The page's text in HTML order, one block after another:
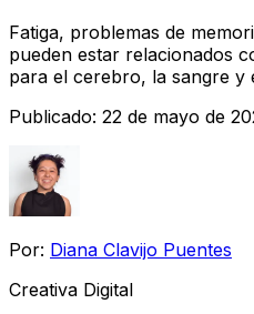
Fatiga, problemas de
pueden estar relacionados
para el cerebro, la sangre y
Publicado: 22 de mayo de
Por: Diana Clavijo Puentes
Creativa Digital